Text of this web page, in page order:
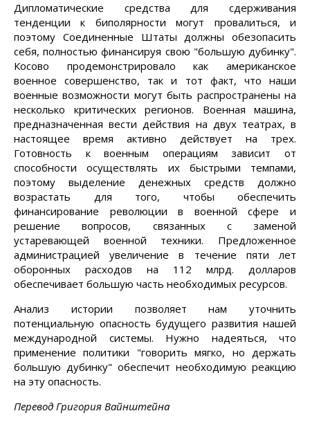
Дипломатические средства для сдерживания
тенденции к биполярности могут провалиться, и
поэтому Соединенные Штаты должны обезопасить
себя, полностью финансируя свою "большую дубинку".
Косово продемонстрировало как американское
военное совершенство, так и тот факт, что наши
военные возможности могут быть распространены на
несколько критических регионов. Военная машина,
предназначенная вести действия на двух театрах, в
настоящее время активно действует на трех.
Готовность к военным операциям зависит от
способности осуществлять их быстрыми темпами,
поэтому выделение денежных средств должно
возрастать для того, чтобы обеспечить
финансирование революции в военной сфере и
решение вопросов, связанных с заменой
устаревающей военной техники. Предложенное
администрацией увеличение в течение пяти лет
оборонных расходов на 112 млрд. долларов
обеспечивает большую часть необходимых ресурсов.
Анализ истории позволяет нам уточнить
потенциальную опасность будущего развития нашей
международной системы. Нужно надеяться, что
применение политики "говорить мягко, но держать
большую дубинку" обеспечит необходимую реакцию
на эту опасность.
Перевод Григория Вайнштейна